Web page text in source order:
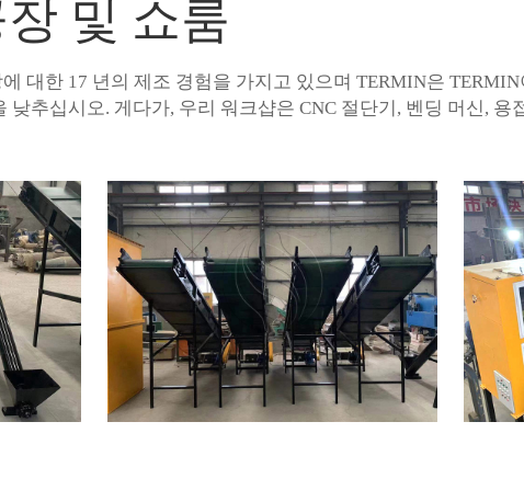
및 쇼룸
대한 17 년의 제조 경험을 가지고 있으며 TERMIN은
추십시오. 게다가, 우리 워크샵은 CNC 절단기, 벤딩 머신, 용
공장